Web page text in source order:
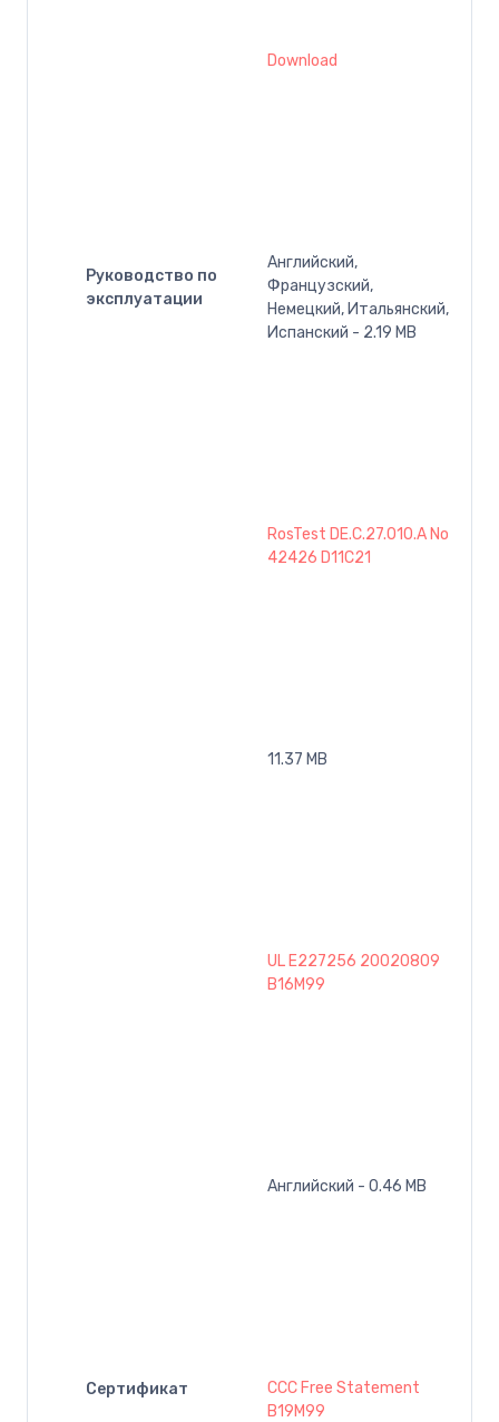
Руководство по
эксплуатации
Download
Английский,
Французский,
Немецкий, Итальянский,
Испанский - 2.19 MB
Сертификат
RosTest DE.C.27.010.A No
42426 D11C21
11.37 MB
UL E227256 20020809
B16M99
Английский - 0.46 MB
CCC Free Statement
B19M99